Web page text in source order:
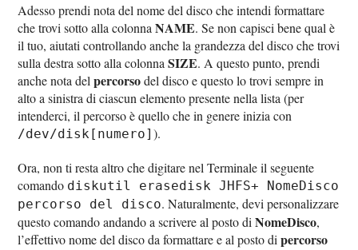
Adesso prendi nota del nome del disco che intendi formattare
che trovi sotto alla colonnaNAME. Se non capisci bene qual è
il tuo, aiutati controllando anche la grandezza del disco che trovi
sulla destra sotto alla colonnaSIZE. A questo punto, prendi
anche nota delpercorsodel disco e questo lo trovi sempre in
alto a sinistra di ciascun elemento presente nella lista (per
intenderci, il percorso è quello che in genere inizia con
/dev/disk[numero]).
Ora, non ti resta altro che digitare nel Terminale il seguente
comando diskutil erasedisk JHFS+ NomeDisco
percorso del disco. Naturalmente, devi personalizzare
questo comando andando a scrivere al posto diNomeDisco,
l’effettivo nome del disco da formattare e al posto dipercorso